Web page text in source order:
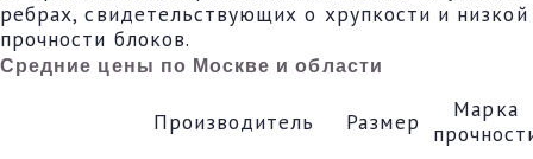
ребрах, свидетельствующих о хрупкости и низкой
прочности блоков.
Средние цены по Москве и области
Производитель Размер
Марка